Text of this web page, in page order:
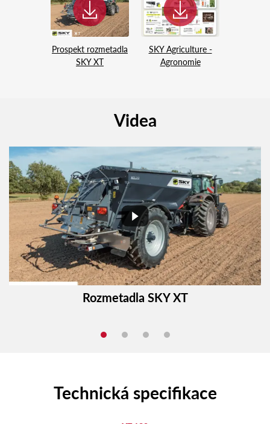
Prospekt rozmetadla
SKY XT
SKY Agriculture -
Agronomie
Videa
Rozmetadla SKY XT
Technická specifikace